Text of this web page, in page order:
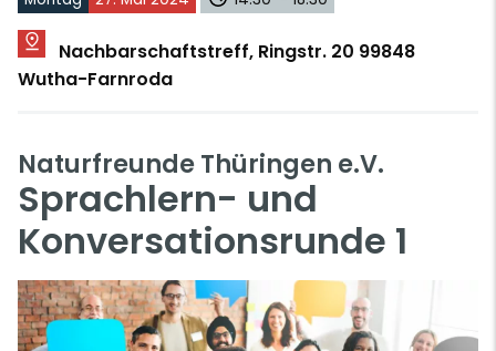
Nachbarschaftstreff, Ringstr. 20 99848
Wutha-Farnroda
Naturfreunde Thüringen e.V.
Sprachlern- und
Konversationsrunde 1